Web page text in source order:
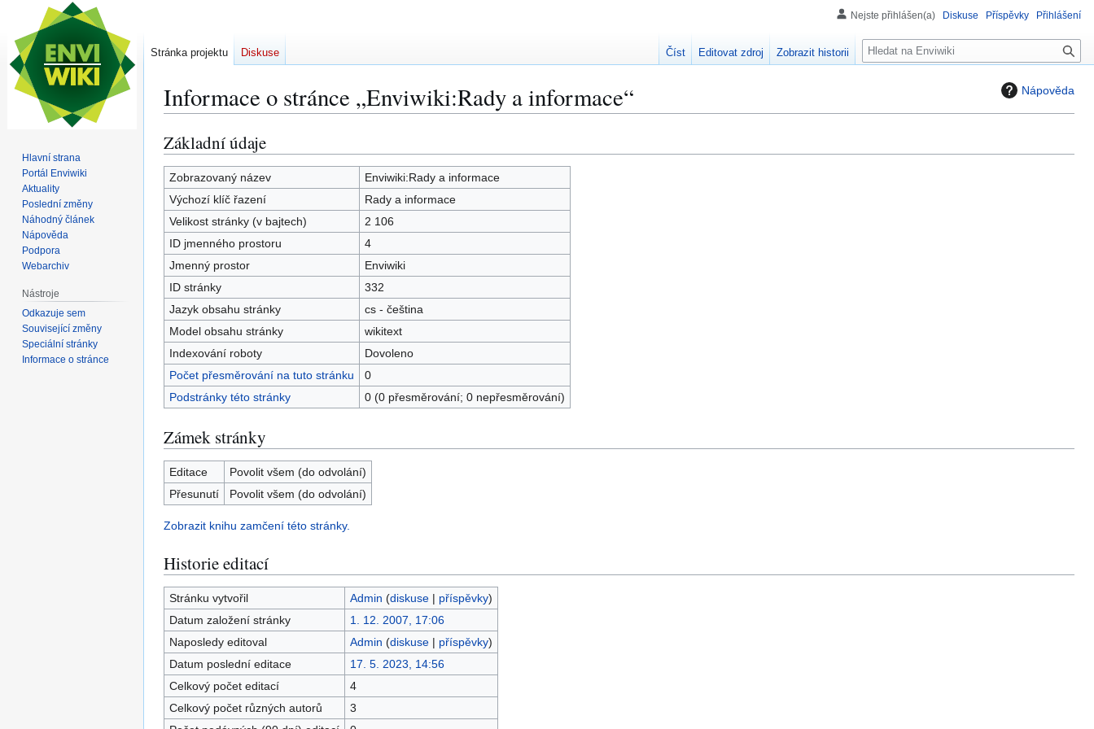
Nápověda
Informace o stránce „Enviwiki:Rady a informace“
Skočit
na
navigaci
Skočit
na
vyhledávání
Základní údaje
Zobrazovaný název
Enviwiki:Rady a informace
Výchozí klíč řazení
Rady a informace
Velikost stránky (v bajtech)
2 106
ID jmenného prostoru
4
Jmenný prostor
Enviwiki
ID stránky
332
Jazyk obsahu stránky
cs - čeština
Model obsahu stránky
wikitext
Indexování roboty
Dovoleno
Počet přesměrování na tuto stránku
0
Podstránky této stránky
0 (0 přesměrování; 0 nepřesměrování)
Zámek stránky
Editace
Povolit všem (do odvolání)
Přesunutí
Povolit všem (do odvolání)
Zobrazit knihu zamčení této stránky.
Historie editací
Stránku vytvořil Admin (diskuse| příspěvky)
Datum založení stránky
1. 12. 2007, 17:06
Naposledy editoval
Admin (diskuse| příspěvky)
Datum poslední editace
17. 5. 2023, 14:56
Celkový počet editací
4
Celkový počet různých autorů
3
Nejste přihlášen(a) Diskuse Příspěvky Přihlášení
Stránka projektu Diskuse Číst Editovat zdroj Zobrazit historii
H
l
á
í
Hlavní strana
Portál Enviwiki
Aktuality
Poslední změny
Náhodný článek
Nápověda
Podpora
Webarchiv
Nástroje
Odkazuje sem
Související změny
Speciální stránky
Informace o stránce